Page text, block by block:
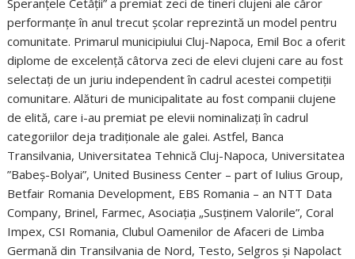
performanţe în anul trecut şcolar reprezintă un model pentru
comunitate. Primarul municipiului Cluj-Napoca, Emil Boc a oferit
diplome de excelenţă câtorva zeci de elevi clujeni care au fost
selectaţi de un juriu independent în cadrul acestei competiţii
comunitare. Alături de municipalitate au fost companii clujene
de elită, care i-au premiat pe elevii nominalizaţi în cadrul
categoriilor deja tradiţionale ale galei. Astfel, Banca
Transilvania, Universitatea Tehnică Cluj-Napoca, Universitatea
”Babeş-Bolyai”, United Business Center – part of Iulius Group,
Betfair Romania Development, EBS Romania – an NTT Data
Company, Brinel, Farmec, Asociaţia „Susţinem Valorile”, Coral
Impex, CSI Romania, Clubul Oamenilor de Afaceri de Limba
Germană din Transilvania de Nord, Testo, Selgros şi Napolact